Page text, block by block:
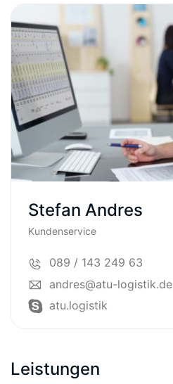
Stefan Andres
Kundenservice
089 / 143 249 63
andres@atu-logistik.de
atu.logistik
Leistungen